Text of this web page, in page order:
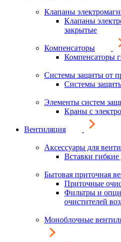
Клапаны
Клапаны
закрытые
Компенсаторы
Компенсаторы
Системы защиты от
Системы
Элементы систем
Краны с
Вентиляция
Аксессуары для
Вставки
Бытовая приточная
Приточные
Фильтры и
очистителей
Моноблочные